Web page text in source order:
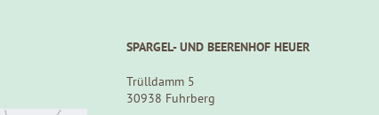
SPARGEL- UND BEERENHOF HEUER
Trülldamm 5
30938 Fuhrberg